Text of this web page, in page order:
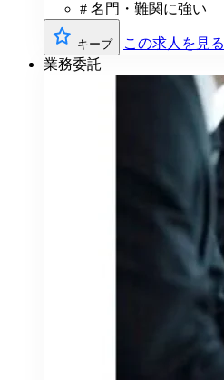
# 名門・難関に強い
キープ この求人を見る
業務委託